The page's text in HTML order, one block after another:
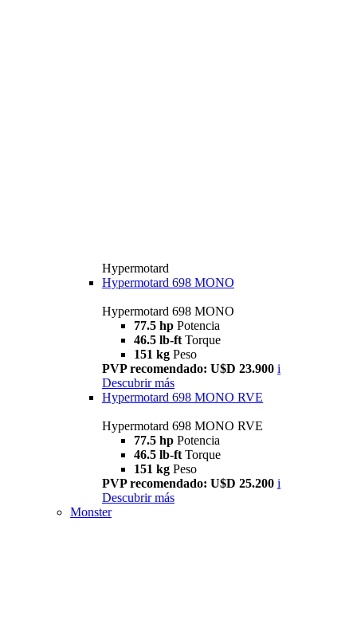
Hypermotard
Hypermotard 698 MONO
Hypermotard 698 MONO
77.5 hp Potencia
46.5 lb-ft Torque
151 kg Peso
PVP recomendado: U$D 23.900 i
Descubrir más
Hypermotard 698 MONO RVE
Hypermotard 698 MONO RVE
77.5 hp Potencia
46.5 lb-ft Torque
151 kg Peso
PVP recomendado: U$D 25.200 i
Descubrir más
Monster